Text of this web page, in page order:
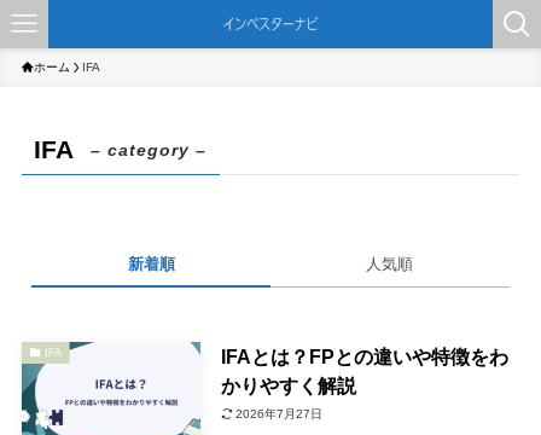
ホーム IFA
IFA – category –
新着順 人気順
IFA
IFAとは？FPとの違いや特徴をわ
かりやすく解説
2026年7月27日